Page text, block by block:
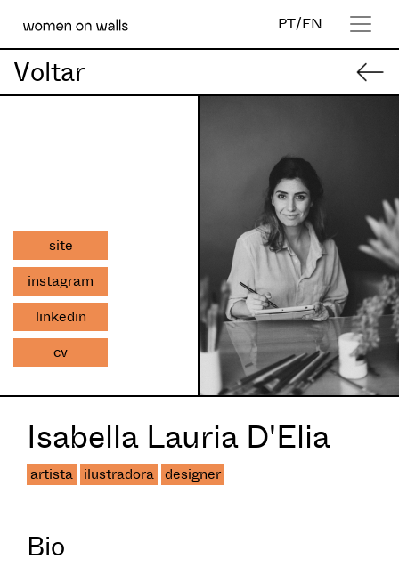
PT/EN
Voltar
site
instagram
linkedin
cv
Isabella Lauria D'Elia
artista ilustradora designer
Bio